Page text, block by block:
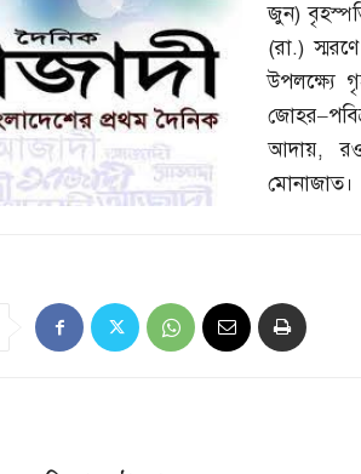
জুন)
(রা.)
উপলক্ষ্যে
জোহর–
আদায়,
মোনাজাত।